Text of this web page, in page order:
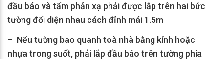
đầu báo và tấm phản xạ phải được lắp trên hai bức
tường đối diện nhau cách đỉnh mái 1.5m
– Nếu tường bao quanh toà nhà bằng kính hoặc
nhựa trong suốt, phải lắp đầu báo trên tường phía